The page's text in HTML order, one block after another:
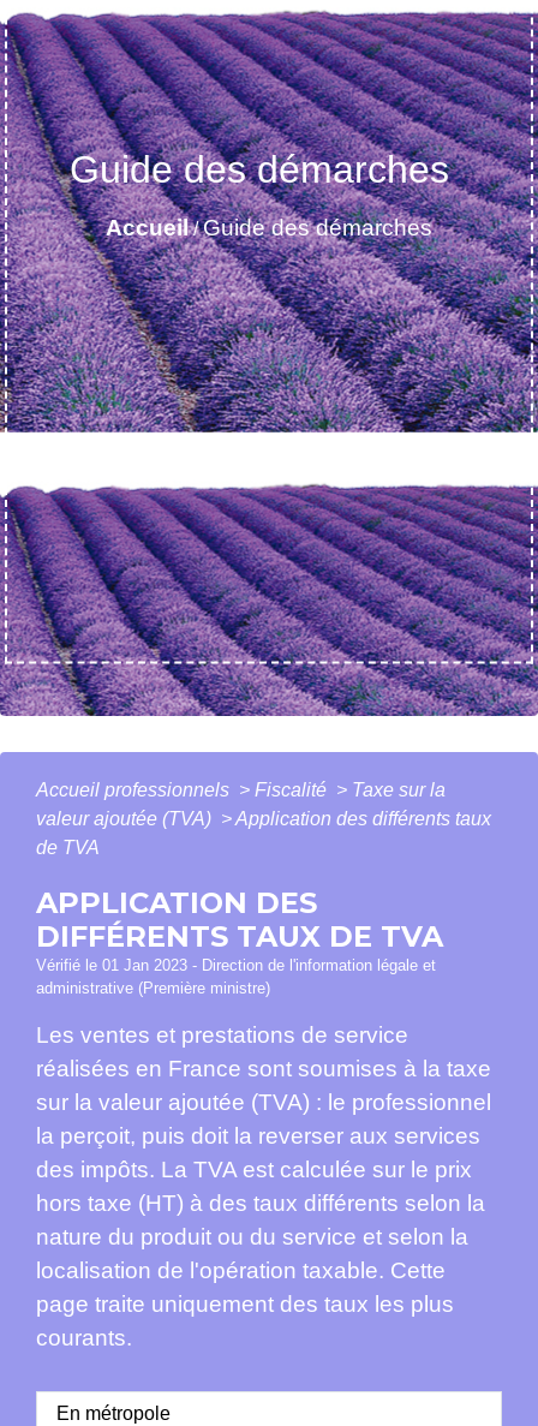
Guide des démarches
Accueil/Guide des démarches
Accueil professionnels > Fiscalité > Taxe sur la
valeur ajoutée (TVA) >Application des différents taux
de TVA
APPLICATION DES
DIFFÉRENTS TAUX DE TVA
Vérifié le 01 Jan 2023 - Direction de l'information légale et
administrative (Première ministre)
Les ventes et prestations de service
réalisées en France sont soumises à la taxe
sur la valeur ajoutée (TVA) : le professionnel
la perçoit, puis doit la reverser aux services
des impôts. La TVA est calculée sur le prix
hors taxe (HT) à des taux différents selon la
nature du produit ou du service et selon la
localisation de l'opération taxable. Cette
page traite uniquement des taux les plus
courants.
En métropole